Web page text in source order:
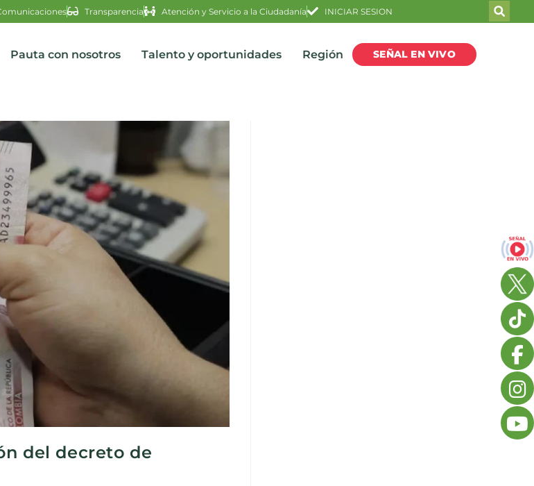
Transparencia Atención y Servicio a la Ciudadanía INICIAR SESION
Pauta con nosotros Talento y oportunidades Región SEÑAL EN VIVO
del decreto de